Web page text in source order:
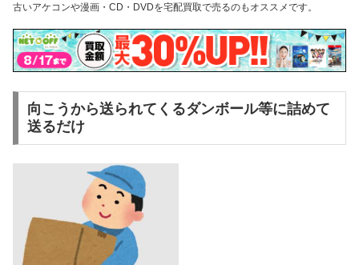
古いアケコンや漫画・CD・DVDを宅配買取で売るのもオススメです。
向こうから送られてくるダンボール等に詰めて
送るだけ